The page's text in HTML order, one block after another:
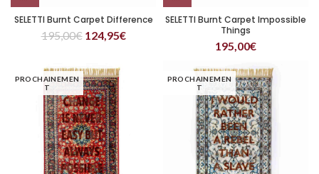
SELETTI Burnt Carpet Difference
195,00€ 124,95€
SELETTI Burnt Carpet Impossible
Things
195,00€
PROCHAINEMEN
T
PROCHAINEMEN
T